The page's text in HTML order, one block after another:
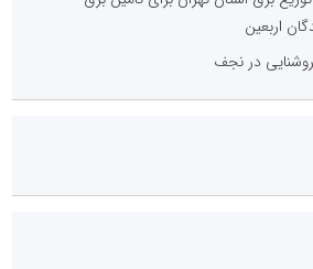
اربعین
در نجف